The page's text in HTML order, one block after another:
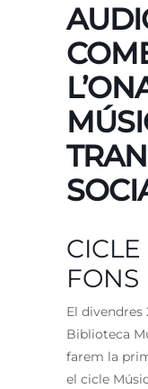
FONS
El divendres
Biblioteca
farem la
el cicle